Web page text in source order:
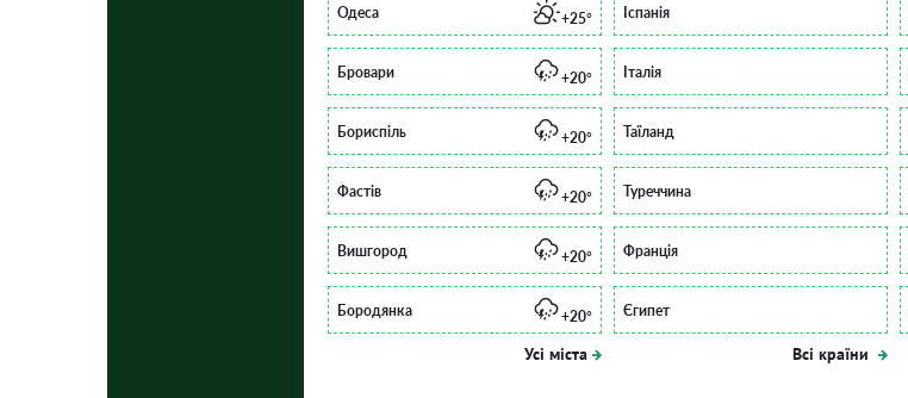
Одеса +25°
Бровари +20°
Бориспіль +20°
Фастів +20°
Вишгород +20°
Бородянка +20°
Усі міста
Іспанія
Італія
Таїланд
Туреччина
Франція
Єгипет
Всі країни